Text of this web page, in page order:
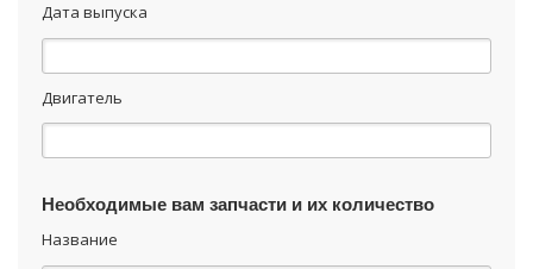
Дата выпуска
Двигатель
Необходимые вам запчасти и их количество
Название